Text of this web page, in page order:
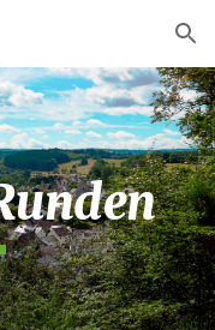
Skip to navigation